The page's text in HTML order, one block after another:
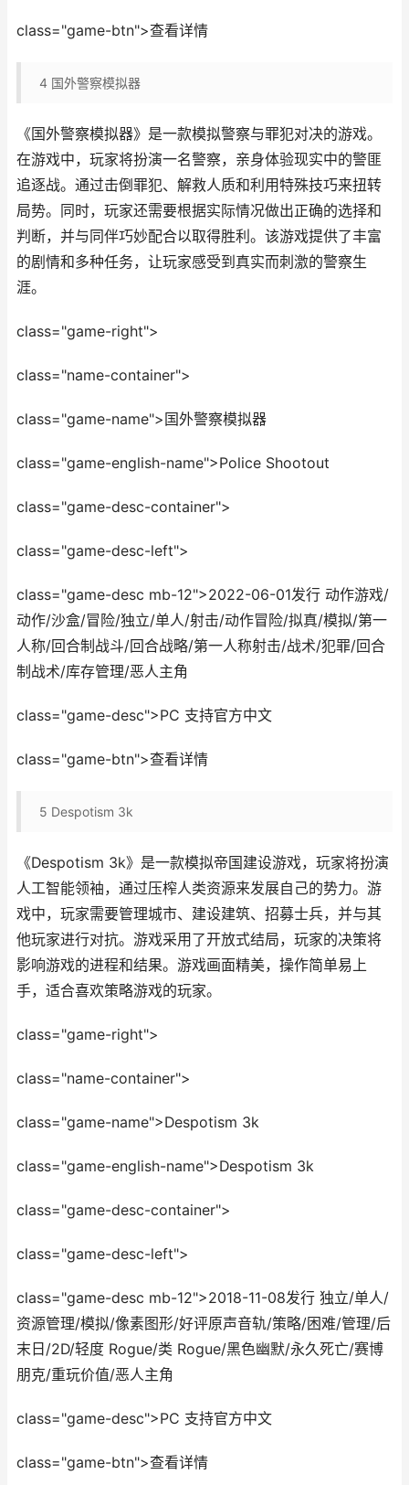
class="game-btn">查看详情
4 国外警察模拟器
《国外警察模拟器》是一款模拟警察与罪犯对决的游戏。
在游戏中，玩家将扮演一名警察，亲身体验现实中的警匪
追逐战。通过击倒罪犯、解救人质和利用特殊技巧来扭转
局势。同时，玩家还需要根据实际情况做出正确的选择和
判断，并与同伴巧妙配合以取得胜利。该游戏提供了丰富
的剧情和多种任务，让玩家感受到真实而刺激的警察生
涯。
class="game-right">
class="name-container">
class="game-name">国外警察模拟器
class="game-english-name">Police Shootout
class="game-desc-container">
class="game-desc-left">
class="game-desc mb-12">2022-06-01发行 动作游戏/
动作/沙盒/冒险/独立/单人/射击/动作冒险/拟真/模拟/第一
人称/回合制战斗/回合战略/第一人称射击/战术/犯罪/回合
制战术/库存管理/恶人主角
class="game-desc">PC 支持官方中文
class="game-btn">查看详情
5 Despotism 3k
《Despotism 3k》是一款模拟帝国建设游戏，玩家将扮演
人工智能领袖，通过压榨人类资源来发展自己的势力。游
戏中，玩家需要管理城市、建设建筑、招募士兵，并与其
他玩家进行对抗。游戏采用了开放式结局，玩家的决策将
影响游戏的进程和结果。游戏画面精美，操作简单易上
手，适合喜欢策略游戏的玩家。
class="game-right">
class="name-container">
class="game-name">Despotism 3k
class="game-english-name">Despotism 3k
class="game-desc-container">
class="game-desc-left">
class="game-desc mb-12">2018-11-08发行 独立/单人/
资源管理/模拟/像素图形/好评原声音轨/策略/困难/管理/后
末日/2D/轻度 Rogue/类 Rogue/黑色幽默/永久死亡/赛博
朋克/重玩价值/恶人主角
class="game-desc">PC 支持官方中文
class="game-btn">查看详情